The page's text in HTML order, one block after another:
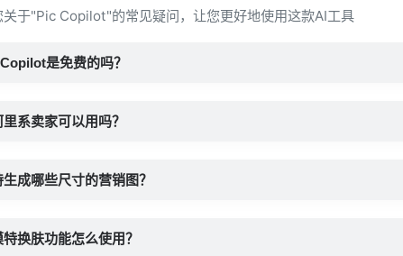
关于"Pic Copilot"的常见疑问，让您更好地使用这款AI工具
是免费的吗？
系卖家可以用吗？
生成哪些尺寸的营销图？
换肤功能怎么使用？